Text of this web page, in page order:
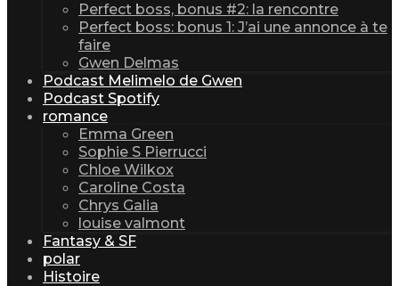
Perfect boss, bonus #2: la rencontre
Perfect boss: bonus 1: J’ai une annonce à te
faire
Gwen Delmas
Podcast Melimelo de Gwen
Podcast Spotify
romance
Emma Green
Sophie S Pierrucci
Chloe Wilkox
Caroline Costa
Chrys Galia
louise valmont
Fantasy & SF
polar
Histoire